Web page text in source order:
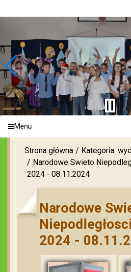
Menu
Strona główna
Kategoria:
Narodowe Swieto
2024 - 08.11.2024
Narodowe
2024 -